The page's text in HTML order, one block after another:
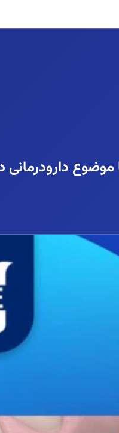
دارودرمانی